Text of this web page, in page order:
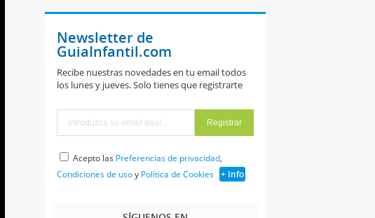
Newsletter de
GuiaInfantil.com
Recibe nuestras novedades en tu email todos
los lunes y jueves. Solo tienes que registrarte
Acepto las Preferencias de privacidad,
Condiciones de usoy Política de Cookies + Info